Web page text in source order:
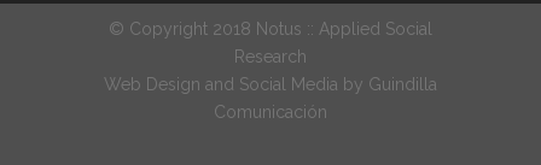
© Copyright 2018 Notus :: Applied Social
Research
Web Design and Social Media by Guindilla
Comunicación